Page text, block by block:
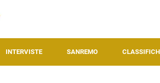
INTERVISTE SANREMO